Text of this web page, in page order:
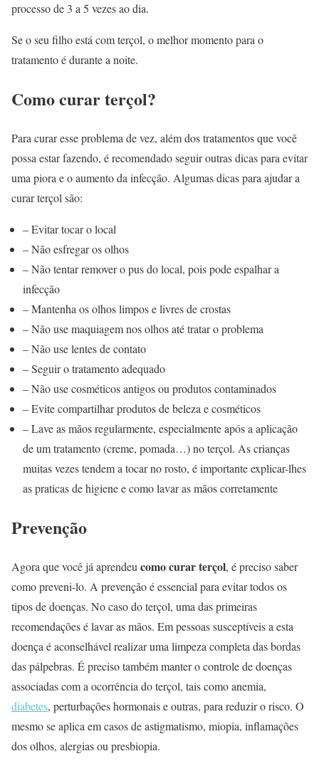
processo de 3 a 5 vezes ao dia.
Se o seu filho está com terçol, o melhor momento para o
tratamento é durante a noite.
Como curar terçol?
Para curar esse problema de vez, além dos tratamentos que você
possa estar fazendo, é recomendado seguir outras dicas para evitar
uma piora e o aumento da infecção. Algumas dicas para ajudar a
curar terçol são:
– Evitar tocar o local
– Não esfregar os olhos
– Não tentar remover o pus do local, pois pode espalhar a
infecção
– Mantenha os olhos limpos e livres de crostas
– Não use maquiagem nos olhos até tratar o problema
– Não use lentes de contato
– Seguir o tratamento adequado
– Não use cosméticos antigos ou produtos contaminados
– Evite compartilhar produtos de beleza e cosméticos
– Lave as mãos regularmente, especialmente após a aplicação
de um tratamento (creme, pomada…) no terçol. As crianças
muitas vezes tendem a tocar no rosto, é importante explicar-lhes
as praticas de higiene e como lavar as mãos corretamente
Prevenção
Agora que você já aprendeu como curar terçol, é preciso saber
como preveni-lo. A prevenção é essencial para evitar todos os
tipos de doenças. No caso do terçol, uma das primeiras
recomendações é lavar as mãos. Em pessoas susceptíveis a esta
doença é aconselhável realizar uma limpeza completa das bordas
das pálpebras. É preciso também manter o controle de doenças
associadas com a ocorrência do terçol, tais como anemia,
diabetes, perturbações hormonais e outras, para reduzir o risco. O
mesmo se aplica em casos de astigmatismo, miopia, inflamações
dos olhos, alergias ou presbiopia.